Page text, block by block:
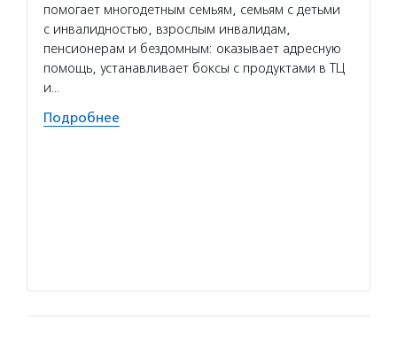
помогает многодетным семьям, семьям с детьми
с инвалидностью, взрослым инвалидам,
пенсионерам и бездомным: оказывает адресную
помощь, устанавливает боксы с продуктами в ТЦ
и…
Подробнее